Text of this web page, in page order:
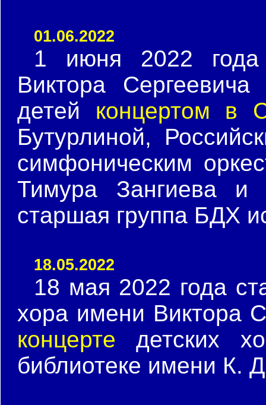
01.06.2022
1 июня 2022
Виктора
детей концертом в
Бутурлиной,
симфоническим
Тимура Зангиева и
старшая группа БДХ
18.05.2022
18 мая 2022 года
хора имени Виктора
концерте детских
библиотеке имени К.